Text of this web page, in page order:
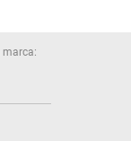
marca: